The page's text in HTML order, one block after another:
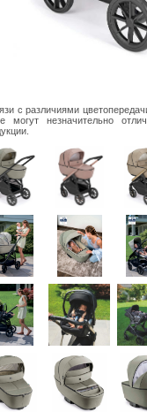
с различиями
могут незначительно